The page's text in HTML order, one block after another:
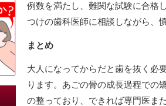
例数を満たし、難関な試験に合格
つけの歯科医師に相談しながら、
まとめ
大人になってからだと歯を抜く必
ります。あごの骨の成長過程での
の整っており、できれば専門医ま